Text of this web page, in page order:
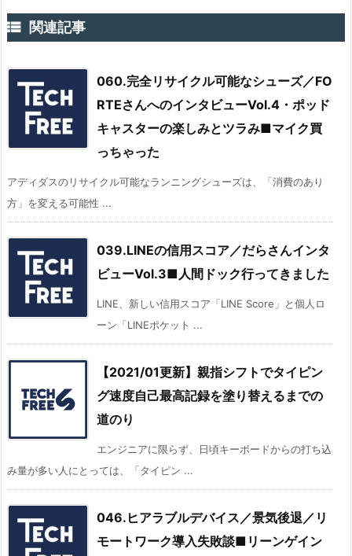
 関連記事
060.完全リサイクル可能なシューズ／FO
RTEさんへのインタビューVol.4・ポッド
キャスターの楽しみとツラみ■マイク買
っちゃった
アディダスのリサイクル可能なランニングシューズは、「消費のあり
方」を変える可能性 ...
039.LINEの信用スコア／だらさんインタ
ビューVol.3■人間ドック行ってきました
LINE、新しい信用スコア「LINE Score」と個人ロ
ーン「LINEポケット ...
【2021/01更新】親指シフトでタイピン
グ速度自己最高記録を塗り替えるまでの
道のり
エンジニアに限らず、日頃キーボードからの打ち込
み量が多い人にとっては、「タイピン ...
046.ヒアラブルデバイス／景気後退／リ
モートワーク導入失敗談■リーンゲイン